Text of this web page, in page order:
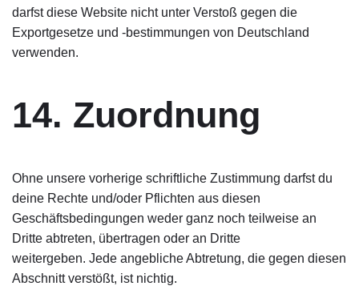
darfst diese Website nicht unter Verstoß gegen die
Exportgesetze und -bestimmungen von Deutschland
verwenden.
14. Zuordnung
Ohne unsere vorherige schriftliche Zustimmung darfst du
deine Rechte und/oder Pflichten aus diesen
Geschäftsbedingungen weder ganz noch teilweise an
Dritte abtreten, übertragen oder an Dritte
weitergeben. Jede angebliche Abtretung, die gegen diesen
Abschnitt verstößt, ist nichtig.